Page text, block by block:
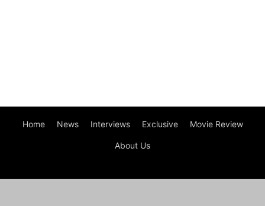
Home News Interviews Exclusive Movie Review
About Us